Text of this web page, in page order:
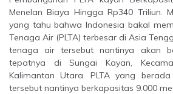
Menelan Biaya Hingga Rp340 Triliun.
yang tahu bahwa Indonesia bakal
Tenaga Air (PLTA) terbesar di Asia
tenaga air tersebut nantinya akan
tepatnya di Sungai Kayan,
Kalimantan Utara. PLTA yang
tersebut nantinya berkapasitas 9.000